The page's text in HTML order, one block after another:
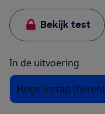
Bekijk test
In de uitvoering
Hoge instap (heren)